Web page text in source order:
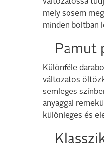
változatossá
mely sosem
minden boltban
Pamut
Különféle
változatos
semleges
anyaggal
különleges és